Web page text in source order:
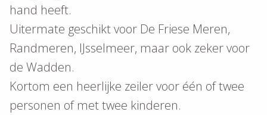
hand heeft.
Uitermate geschikt voor De Friese Meren,
Randmeren, IJsselmeer, maar ook zeker voor
de Wadden.
Kortom een heerlijke zeiler voor één of twee
personen of met twee kinderen.